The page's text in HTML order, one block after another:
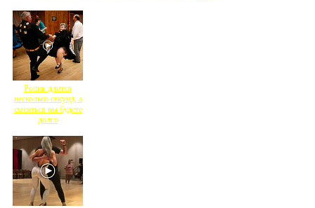
Ролик длится
несколько секунд, а
смеяться вы будете
долго